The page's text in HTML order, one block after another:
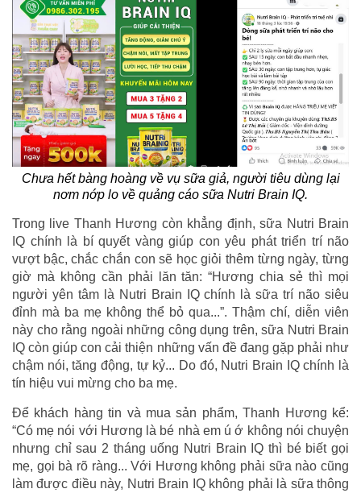
Chưa hết bàng hoàng về vụ sữa giả, người tiêu dùng lại
nơm nớp lo về quảng cáo sữa Nutri Brain IQ.
Trong live Thanh Hương còn khẳng định, sữa Nutri Brain
IQ chính là bí quyết vàng giúp con yêu phát triển trí não
vượt bậc, chắc chắn con sẽ học giỏi thêm từng ngày, từng
giờ mà không cần phải lăn tăn: “Hương chia sẻ thì mọi
người yên tâm là Nutri Brain IQ chính là sữa trí não siêu
đỉnh mà ba mẹ không thể bỏ qua...”. Thậm chí, diễn viên
này cho rằng ngoài những công dụng trên, sữa Nutri Brain
IQ còn giúp con cải thiện những vấn đề đang gặp phải như
chậm nói, tăng động, tự kỷ... Do đó, Nutri Brain IQ chính là
tín hiệu vui mừng cho ba mẹ.
Để khách hàng tin và mua sản phẩm, Thanh Hương kể:
“Có mẹ nói với Hương là bé nhà em ú ớ không nói chuyện
nhưng chỉ sau 2 tháng uống Nutri Brain IQ thì bé biết gọi
mẹ, gọi bà rõ ràng... Với Hương không phải sữa nào cũng
làm được điều này, Nutri Brain IQ không phải là sữa thông